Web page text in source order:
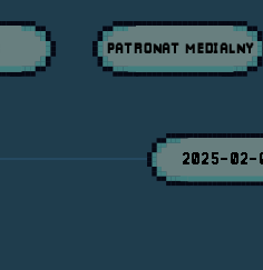
PATRONAT MEDIALNY
2025-02-